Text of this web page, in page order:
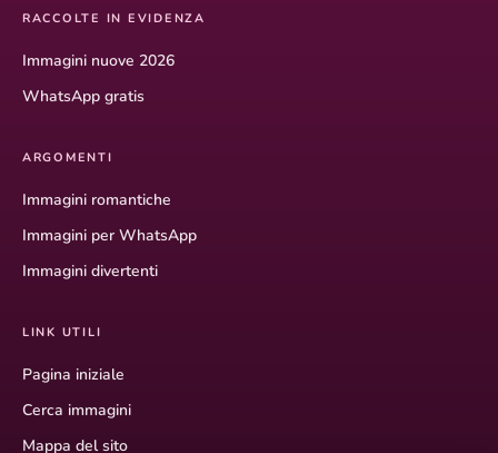
RACCOLTE IN EVIDENZA
Immagini nuove 2026
WhatsApp gratis
ARGOMENTI
Immagini romantiche
Immagini per WhatsApp
Immagini divertenti
LINK UTILI
Pagina iniziale
Cerca immagini
Mappa del sito